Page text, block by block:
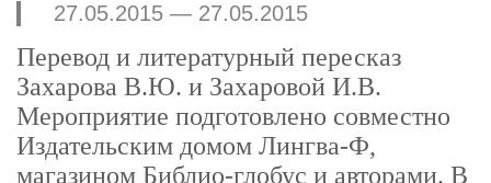
27.05.2015 — 27.05.2015
Перевод и литературный пересказ
Захарова В.Ю. и Захаровой И.В.
Мероприятие подготовлено совместно
Издательским домом Лингва-Ф,
магазином Библио-глобус и авторами. В